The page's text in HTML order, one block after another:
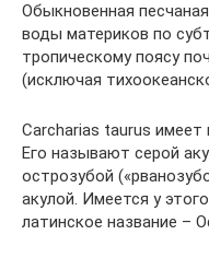
Обыкновенная
воды материков по
тропическому поясу
(исключая
Carcharias taurus имеет
Его называют серой
острозубой
акулой. Имеется у
латинское название –